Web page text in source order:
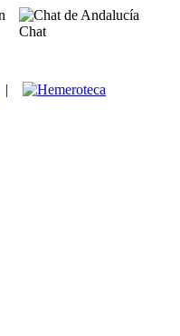
Chat
|